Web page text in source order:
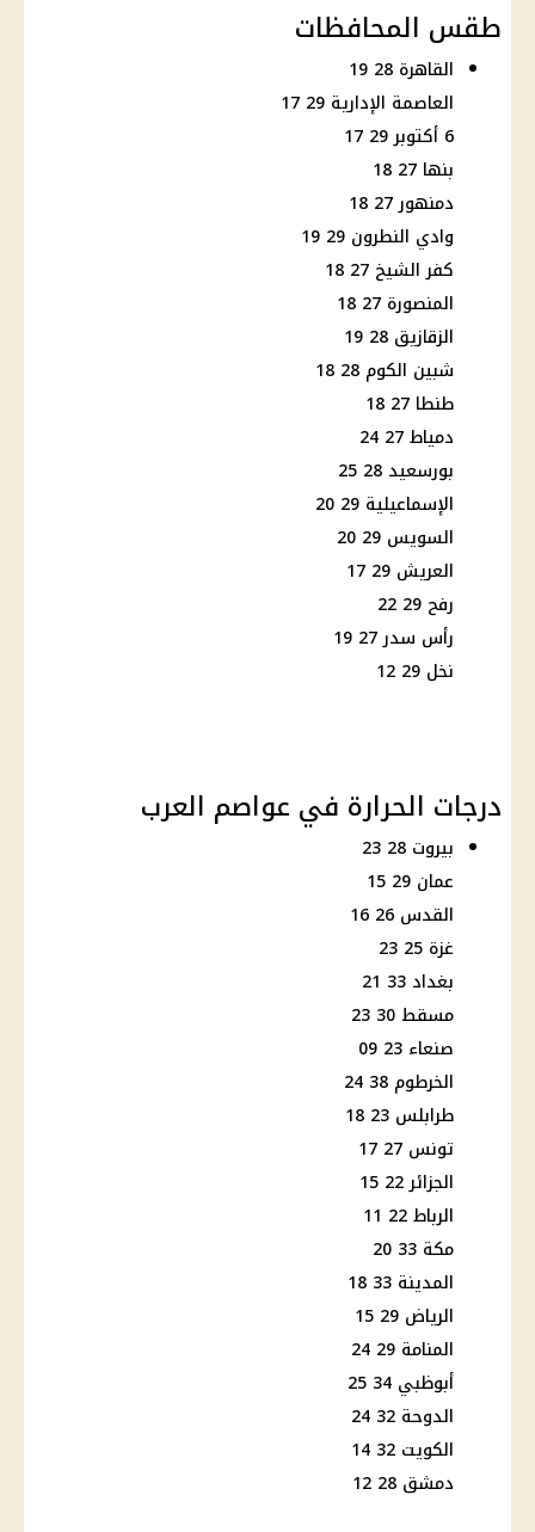
طقس المحافظات
القاهرة 28 19
العاصمة الإدارية 29 17
6 أكتوبر 29 17
بنها 27 18
دمنهور 27 18
وادي النطرون 29 19
كفر الشيخ 27 18
المنصورة 27 18
الزقازيق 28 19
شبين الكوم 28 18
طنطا 27 18
دمياط 27 24
بورسعيد 28 25
الإسماعيلية 29 20
السويس 29 20
العريش 29 17
رفح 29 22
رأس سدر 27 19
نخل 29 12
درجات الحرارة في عواصم العرب
بيروت 28 23
عمان 29 15
القدس 26 16
غزة 25 23
بغداد 33 21
مسقط 30 23
صنعاء 23 09
الخرطوم 38 24
طرابلس 23 18
تونس 27 17
الجزائر 22 15
الرباط 22 11
مكة 33 20
المدينة 33 18
الرياض 29 15
المنامة 29 24
أبوظبي 34 25
الدوحة 32 24
الكويت 32 14
دمشق 28 12